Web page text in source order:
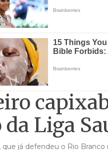
da Liga
que já defendeu o Rio